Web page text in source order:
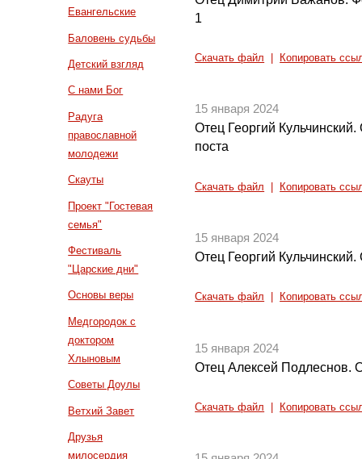
Евангельские
Баловень судьбы
Детский взгляд
С нами Бог
Радуга
православной
молодежи
Скауты
Проект "Гостевая
семья"
Фестиваль
"Царские дни"
Основы веры
Медгородок с
доктором
Хлыновым
Советы Доулы
Ветхий Завет
Друзья
милосердия
1
Скачать файл Копировать
15 января 2024
Отец Георгий
поста
Скачать файл Копировать
15 января 2024
Отец Георгий
Скачать файл Копировать
15 января 2024
Отец Алексей Подлеснов.
Скачать файл Копировать